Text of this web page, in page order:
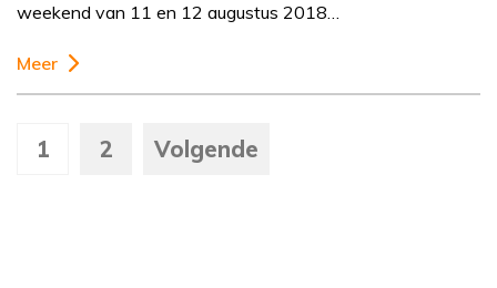
weekend van 11 en 12 augustus 2018…
Meer
1 2 Volgende